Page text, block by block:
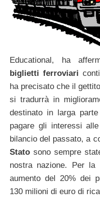
Educational, ha
biglietti ferroviari
ha precisato che il
si tradurrà in
destinato in larga
pagare gli interessi
bilancio del passato, a
Stato sono sempre
nostra nazione. Per la
aumento del 20% dei
130 milioni di euro di